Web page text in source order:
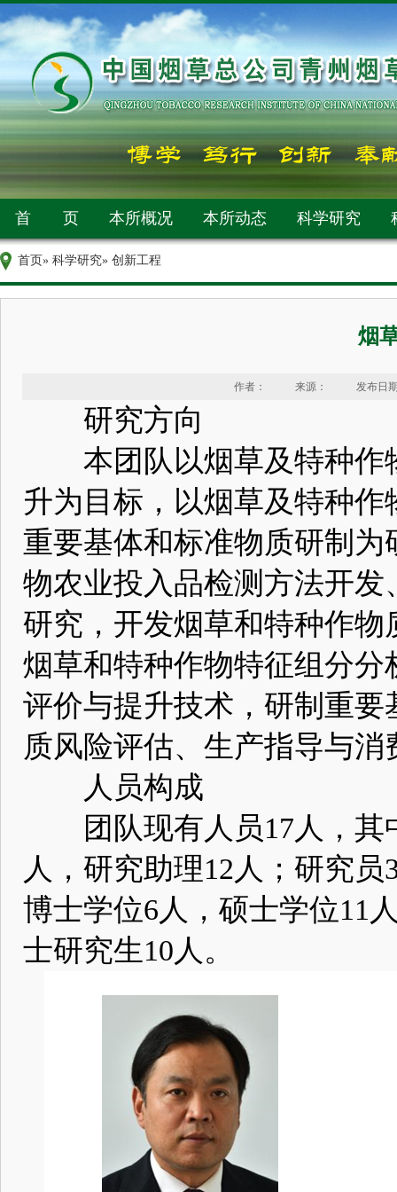
首 页 本所概况 本所动态 科学研究
首页» 科学研究» 创新工程
烟
作者： 来源： 发布日
研究方向
本团队以烟草及特种作
升为目标，以烟草及特种
重要基体和标准物质研制
物农业投入品检测方法开
研究，开发烟草和特种作
烟草和特种作物特征组分
评价与提升技术，研制重
质风险评估、生产指导与
人员构成
团队现有人员17人，其
人，研究助理12人；研究
博士学位6人，硕士学位11
士研究生10人。